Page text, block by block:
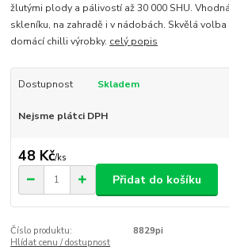
žlutými plody a pálivostí až 30 000 SHU.
skleníku, na zahradě i v nádobách. Skvělá
domácí chilli výrobky. celý popis
Dostupnost Skladem
Nejsme plátci DPH
48 Kč/ks
Přidat do košíku
Číslo produktu:
8829pi
Hlídat cenu / dostupnost